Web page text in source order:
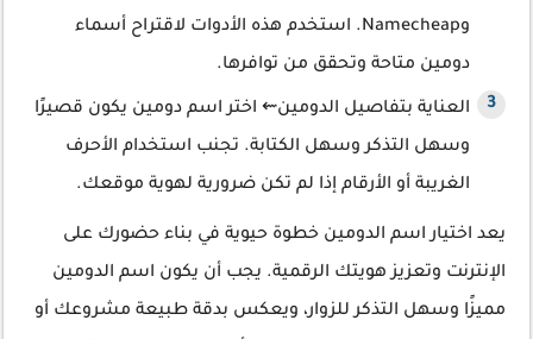
وNamecheap. استخدم هذه الأدوات لاقتراح أسماء
دومين متاحة وتحقق من توافرها.
العناية بتفاصيل الدومين⇜ اختر اسم دومين يكون قصيرًا
وسهل التذكر وسهل الكتابة. تجنب استخدام الأحرف
الغريبة أو الأرقام إذا لم تكن ضرورية لهوية موقعك.
يعد اختيار اسم الدومين خطوة حيوية في بناء حضورك على
الإنترنت وتعزيز هويتك الرقمية. يجب أن يكون اسم الدومين
مميزًا وسهل التذكر للزوار، ويعكس بدقة طبيعة مشروعك أو